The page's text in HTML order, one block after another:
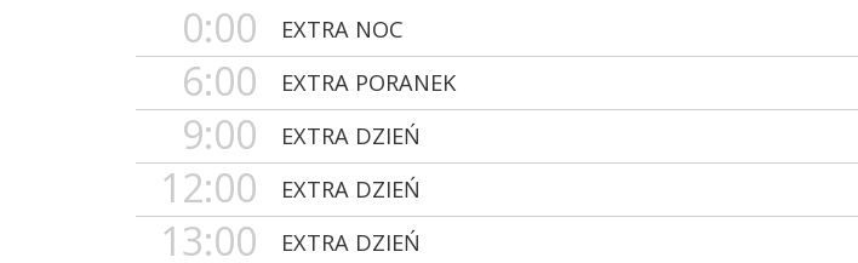
0:00 EXTRA NOC
6:00 EXTRA PORANEK
9:00 EXTRA DZIEŃ
12:00 EXTRA DZIEŃ
13:00 EXTRA DZIEŃ